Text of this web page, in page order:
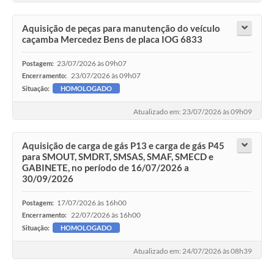
Aquisição de peças para manutenção do veículo
caçamba Mercedez Bens de placa IOG 6833
Postagem: 23/07/2026 às 09h07
Encerramento: 23/07/2026 às 09h07
Situação: HOMOLOGADO
Atualizado em: 23/07/2026 às 09h09
Aquisição de carga de gás P13 e carga de gás P45
para SMOUT, SMDRT, SMSAS, SMAF, SMECD e
GABINETE, no período de 16/07/2026 a
30/09/2026
Postagem: 17/07/2026 às 16h00
Encerramento: 22/07/2026 às 16h00
Situação: HOMOLOGADO
Atualizado em: 24/07/2026 às 08h39